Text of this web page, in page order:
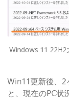
Windows 11 22H2
Win11更新後、
と、現在のPC状